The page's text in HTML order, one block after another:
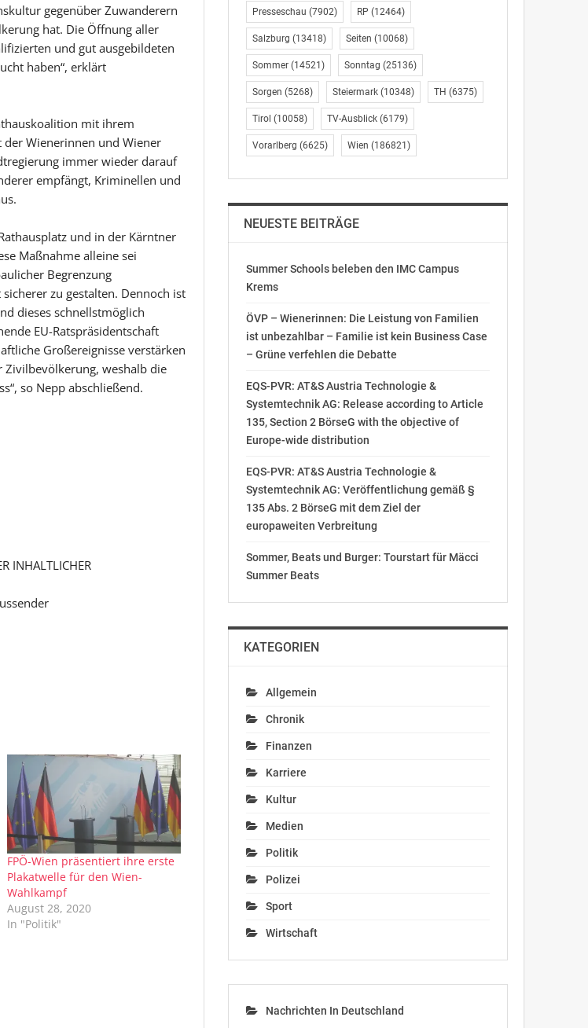
gegenüber Zuwanderern
hat. Die Öffnung aller
und gut ausgebildeten
haben“, erklärt
mit ihrem
Wienerinnen und Wiener
immer wieder darauf
empfängt, Kriminellen und
und in der Kärntner
Maßnahme alleine sei
Begrenzung
zu gestalten. Dennoch ist
dieses schnellstmöglich
EU-Ratspräsidentschaft
Großereignisse verstärken
Zivilbevölkerung, weshalb die
so Nepp abschließend.
INHALTLICHER
FPÖ-Wien präsentiert ihre erste
Plakatwelle für den Wien-
Wahlkampf
August 28, 2020
In "Politik"
Presseschau (7902) RP (12464)
Salzburg (13418) Seiten (10068)
Sommer(14521) Sonntag (25136)
Sorgen (5268) Steiermark(10348) TH (6375)
Tirol (10058) TV-Ausblick(6179)
Vorarlberg (6625) Wien (186821)
NEUESTE BEITRÄGE
Summer Schools beleben den IMC Campus
Krems
ÖVP – Wienerinnen: Die Leistung von Familien
ist unbezahlbar – Familie ist kein Business Case
– Grüne verfehlen die Debatte
EQS-PVR: AT&S Austria Technologie &
Systemtechnik AG: Release according to Article
135, Section 2 BörseG with the objective of
Europe-wide distribution
EQS-PVR: AT&S Austria Technologie &
Systemtechnik AG: Veröffentlichung gemäß §
135 Abs. 2 BörseG mit dem Ziel der
europaweiten Verbreitung
Sommer, Beats und Burger: Tourstart für Mäcci
Summer Beats
KATEGORIEN
Allgemein
Chronik
Finanzen
Karriere
Kultur
Medien
Politik
Polizei
Sport
Wirtschaft
Nachrichten In Deutschland